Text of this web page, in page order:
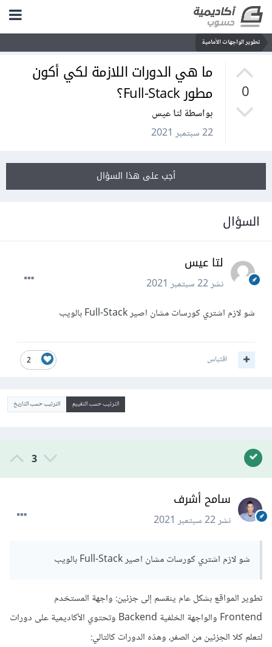
تطوير الواجهات الأمامية
0
ما هي الدورات اللازمة لكي أكون
مطور Full-Stack؟
بواسطة لتا عيس
22 سبتمبر 2021
أجب على هذا السؤال
السؤال
لتا عيس
نشر22 سبتمبر 2021
شو لازم اشتري كورسات مشان اصير Full-Stack بالويب
2 اقتباس
الترتيب حسب التقييم الترتيب حسب التاريخ
3
سامح أشرف
نشر22 سبتمبر 2021
شو لازم اشتري كورسات مشان اصير Full-Stack بالويب
تطوير المواقع بشكل عام ينقسم إلى جزئين: واجهة المستخدم
Frontend والواجهة الخلفية Backend وتحتوي الأكاديمية على دورات
لتعلم كلا الجزئين من الصفر، وهذه الدورات كالتالي: